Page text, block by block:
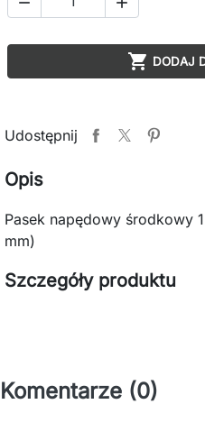
 DODAJ
Udostępnij
Opis
Pasek napędowy środkowy
mm)
Szczegóły produktu
Komentarze (0)